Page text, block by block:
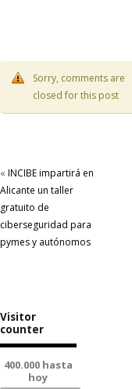
Sorry, comments are
closed for this post
« INCIBE impartirá en
Alicante un taller
gratuito de
ciberseguridad para
pymes y autónomos
Visitor
counter
400.000 hasta
hoy